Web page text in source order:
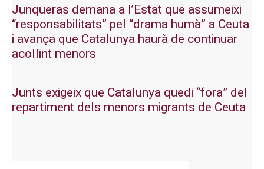
Junqueras demana a l’Estat que assumeixi
“responsabilitats” pel “drama humà” a Ceuta
i avança que Catalunya haurà de continuar
acollint menors
Junts exigeix que Catalunya quedi “fora” del
repartiment dels menors migrants de Ceuta